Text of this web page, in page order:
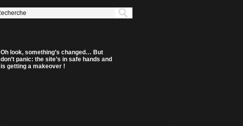
Oh look, something’s changed… But
don’t panic: the site’s in safe hands and
is getting a makeover !